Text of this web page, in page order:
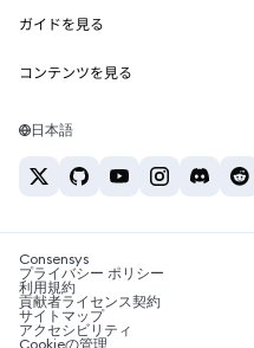
Snaps
Web3サービス
セキュリティ
サポート
キャリア
お問い合わせ
Solanaの価格
Tetherの価格
ETH→USD
USDT→INR
BTC→INR
ETH→USDT
ガイドを見る
ETHの購入
USDTの購入
SHIBの購入
BNBの購入
コンテンツを見る
Solanaウォレット
税制関連ニュース
暗号資産の購入方法は？
ビットコインを売るには？
日本語
Consensys
プライバシー ポリシー
利用規約
貢献者ライセンス契約
サイトマップ
アクセシビリティ
Cookieの管理